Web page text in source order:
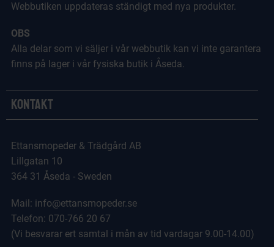
Webbutiken uppdateras ständigt med nya produkter.
OBS
Alla delar som vi säljer i vår webbutik kan vi inte garantera
finns på lager i vår fysiska butik i Åseda.
Kontakt
Ettansmopeder & Trädgård AB
Lillgatan 10
364 31 Åseda - Sweden
Mail: info@ettansmopeder.se
Telefon: 070-766 20 67
(Vi besvarar ert samtal i mån av tid vardagar 9.00-14.00)